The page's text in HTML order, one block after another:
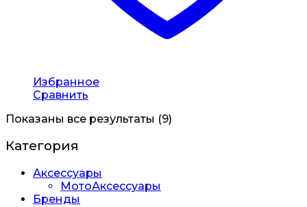
Избранное
Сравнить
Показаны все результаты (9)
Категория
Аксессуары
МотоАксессуары
Бренды